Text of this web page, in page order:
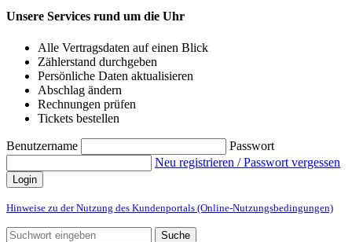
Unsere Services rund um die Uhr
Alle Vertragsdaten auf einen Blick
Zählerstand durchgeben
Persönliche Daten aktualisieren
Abschlag ändern
Rechnungen prüfen
Tickets bestellen
Benutzername
Passwort
Neu registrieren / Passwort vergessen
Login
Hinweise zu der Nutzung des Kundenportals (Online-Nutzungsbedingungen)
Suche